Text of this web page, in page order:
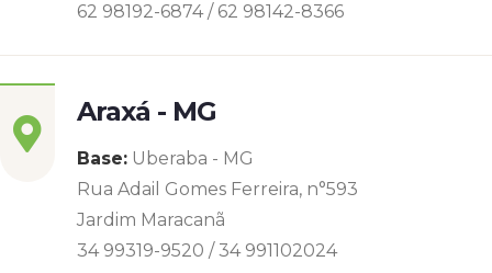
62 98192-6874 / 62 98142-8366
Araxá - MG
Base: Uberaba - MG
Rua Adail Gomes Ferreira, n°593
Jardim Maracanã
34 99319-9520 / 34 991102024